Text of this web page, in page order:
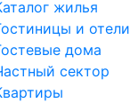
жилья
и отели
дома
сектор